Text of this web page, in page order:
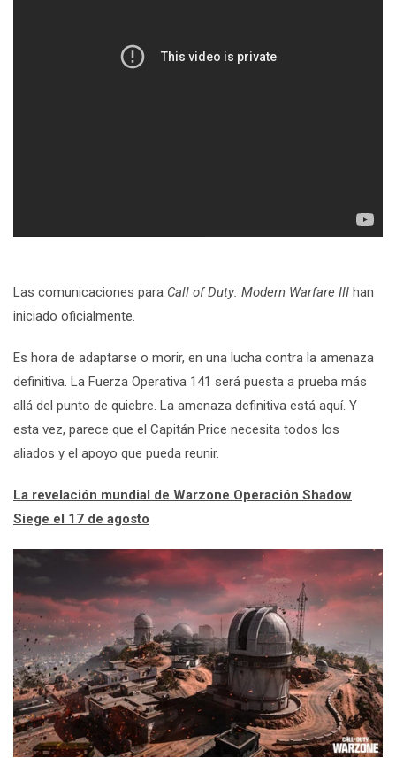
Las comunicaciones para Call of Duty: Modern Warfare III han
iniciado oficialmente.
Es hora de adaptarse o morir, en una lucha contra la amenaza
definitiva. La Fuerza Operativa 141 será puesta a prueba más
allá del punto de quiebre. La amenaza definitiva está aquí. Y
esta vez, parece que el Capitán Price necesita todos los
aliados y el apoyo que pueda reunir.
La revelación mundial de Warzone Operación Shadow
Siege el 17 de agosto